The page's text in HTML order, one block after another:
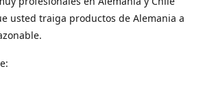
usted traiga productos de Alemania a